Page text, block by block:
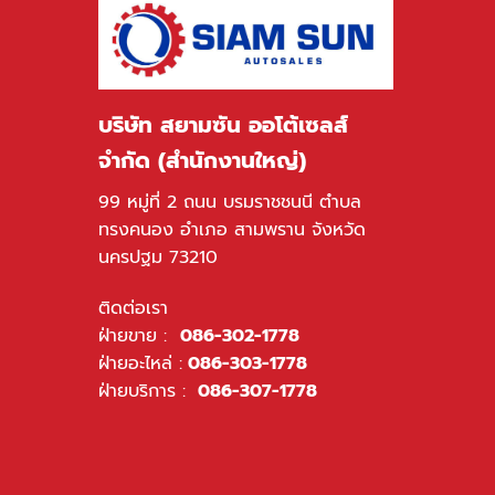
บริษัท สยามซัน ออโต้เซลส์
จำกัด (สำนักงานใหญ่)
99 หมู่ที่ 2 ถนน บรมราชชนนี ตำบล
ทรงคนอง อำเภอ สามพราน จังหวัด
นครปฐม 73210
ติดต่อเรา
ฝ่ายขาย : 086-302-1778
ฝ่ายอะไหล่ :086-303-1778
ฝ่ายบริการ : 086-307-1778